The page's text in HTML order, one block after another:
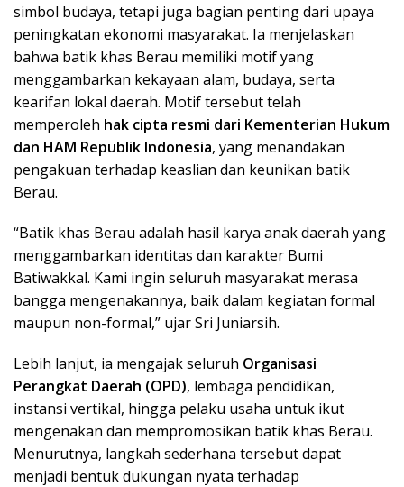
simbol budaya, tetapi juga bagian penting dari upaya
peningkatan ekonomi masyarakat. Ia menjelaskan
bahwa batik khas Berau memiliki motif yang
menggambarkan kekayaan alam, budaya, serta
kearifan lokal daerah. Motif tersebut telah
memperoleh hak cipta resmi dari Kementerian Hukum
dan HAM Republik Indonesia, yang menandakan
pengakuan terhadap keaslian dan keunikan batik
Berau.
“Batik khas Berau adalah hasil karya anak daerah yang
menggambarkan identitas dan karakter Bumi
Batiwakkal. Kami ingin seluruh masyarakat merasa
bangga mengenakannya, baik dalam kegiatan formal
maupun non-formal,” ujar Sri Juniarsih.
Lebih lanjut, ia mengajak seluruh Organisasi
Perangkat Daerah (OPD), lembaga pendidikan,
instansi vertikal, hingga pelaku usaha untuk ikut
mengenakan dan mempromosikan batik khas Berau.
Menurutnya, langkah sederhana tersebut dapat
menjadi bentuk dukungan nyata terhadap